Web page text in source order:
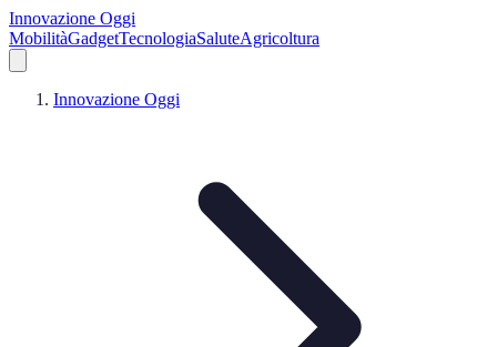
Innovazione Oggi
MobilitàGadgetTecnologiaSaluteAgricoltura
Innovazione Oggi